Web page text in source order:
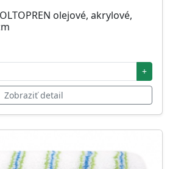
olejové, akrylové,
+
Zobraziť detail